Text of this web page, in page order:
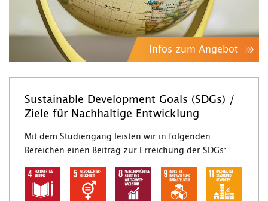
Infos zum Angebot
Sustainable Development Goals (SDGs) /
Ziele für Nachhaltige Entwicklung
Mit dem Studiengang leisten wir in folgenden
Bereichen einen Beitrag zur Erreichung der SDGs: